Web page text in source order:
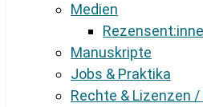
Medien
Manuskripte
Jobs & Praktika
Rechte & Lizenzen